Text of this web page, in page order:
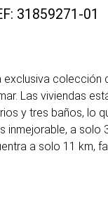
31859271-01
Las viviendas
y tres baños, lo
a solo
a solo 11 km,